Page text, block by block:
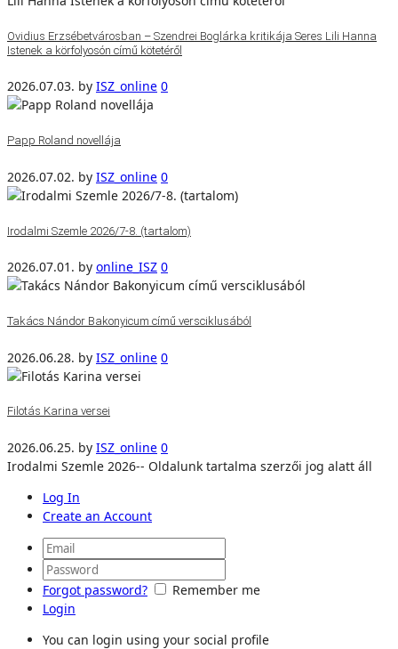
Ovidius Erzsébetvárosban – Szendrei Boglárka kritikája Seres Lili Hanna
Istenek a körfolyosón című kötetéről
2026.07.03. by ISZ_online 0
Papp Roland novellája
2026.07.02. by ISZ_online 0
Irodalmi Szemle 2026/7-8. (tartalom)
2026.07.01. by online_ISZ 0
Takács Nándor Bakonyicum című versciklusából
2026.06.28. by ISZ_online 0
Filotás Karina versei
2026.06.25. by ISZ_online 0
Irodalmi Szemle 2026-- Oldalunk tartalma szerzői jog alatt áll
Log In
Create an Account
Forgot password?
Remember me
Login
You can login using your social profile